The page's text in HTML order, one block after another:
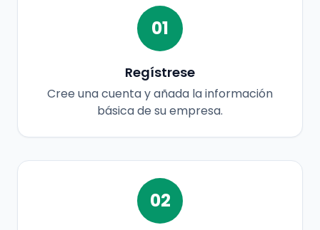
01
Regístrese
Cree una cuenta y añada la información
básica de su empresa.
02